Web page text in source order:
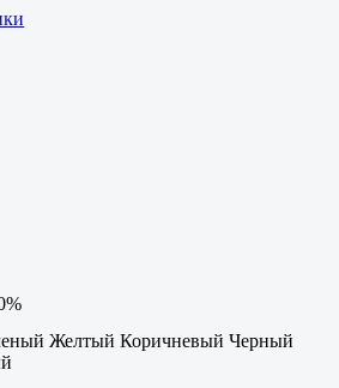
Желтый Коричневый Черный